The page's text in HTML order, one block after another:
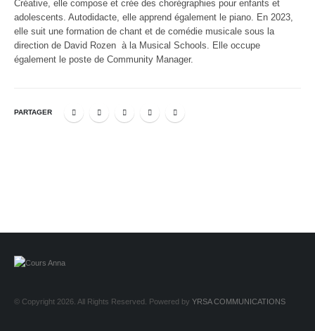
Créative, elle compose et crée des chorégraphies pour enfants et
adolescents. Autodidacte, elle apprend également le piano. En 2023,
elle suit une formation de chant et de comédie musicale sous la
direction de David Rozen à la Musical Schools. Elle occupe
également le poste de Community Manager.
PARTAGER
© Copyright 2026. All Rights Reserved. Powered by YRSA COMMUNICATIONS